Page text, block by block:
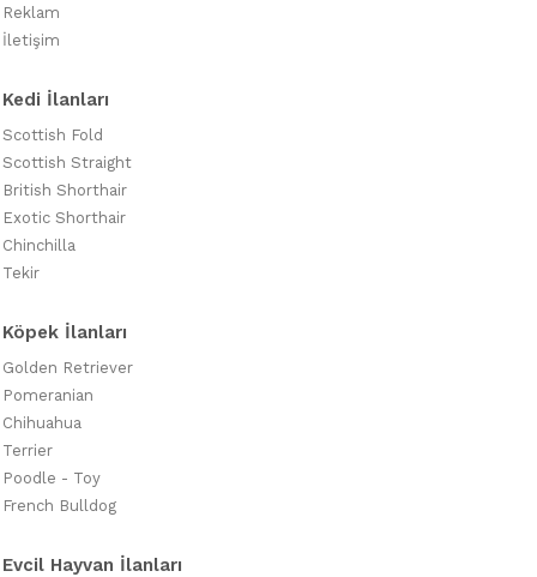
Reklam
İletişim
Kedi İlanları
Scottish Fold
Scottish Straight
British Shorthair
Exotic Shorthair
Chinchilla
Tekir
Köpek İlanları
Golden Retriever
Pomeranian
Chihuahua
Terrier
Poodle - Toy
French Bulldog
Evcil Hayvan İlanları